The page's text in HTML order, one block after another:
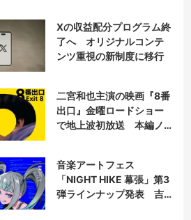
Xの収益配分プログラム終
了へ オリジナルコンテ
ンツ重視の新制度に移行
二宮和也主演の映画『8番
出口』金曜ロードショー
で地上波初放送 本編ノ
音楽アートフェス
「NIGHT HIKE 幕張」第3
弾ラインナップ発表 吉